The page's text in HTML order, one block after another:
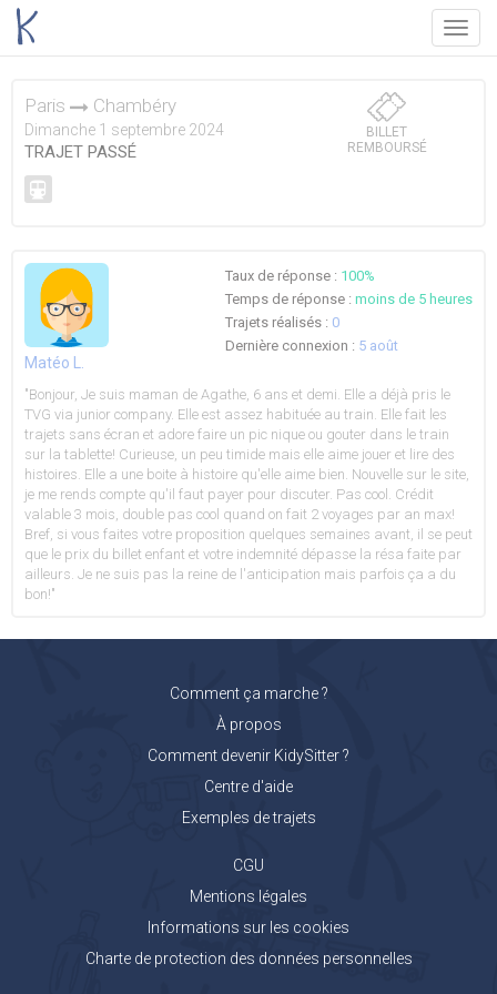
Menu
Paris Chambéry
Dimanche 1 septembre 2024
TRAJET PASSÉ
BILLET
REMBOURSÉ
Matéo L.
Taux de réponse : 100%
Temps de réponse : moins de 5 heures
Trajets réalisés : 0
Dernière connexion : 5 août
"Bonjour, Je suis maman de Agathe, 6 ans et demi. Elle a déjà pris le
TVG via junior company. Elle est assez habituée au train. Elle fait les
trajets sans écran et adore faire un pic nique ou gouter dans le train
sur la tablette! Curieuse, un peu timide mais elle aime jouer et lire des
histoires. Elle a une boite à histoire qu'elle aime bien. Nouvelle sur le site,
je me rends compte qu'il faut payer pour discuter. Pas cool. Crédit
valable 3 mois, double pas cool quand on fait 2 voyages par an max!
Bref, si vous faites votre proposition quelques semaines avant, il se peut
que le prix du billet enfant et votre indemnité dépasse la résa faite par
ailleurs. Je ne suis pas la reine de l'anticipation mais parfois ça a du
bon!"
Comment ça marche ?
À propos
Comment devenir KidySitter ?
Centre d'aide
Exemples de trajets
CGU
Mentions légales
Informations sur les cookies
Charte de protection des données personnelles